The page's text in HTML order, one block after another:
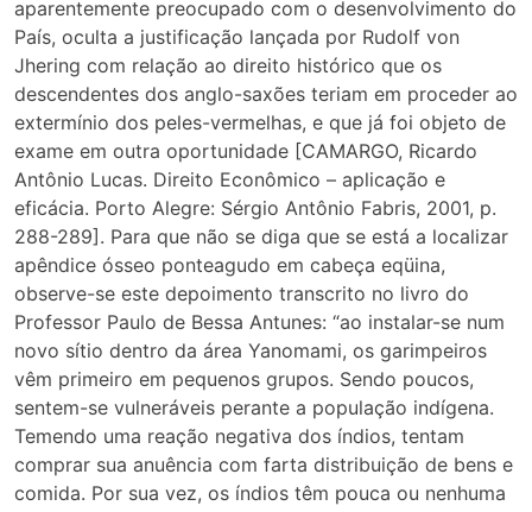
aparentemente preocupado com o desenvolvimento do
País, oculta a justificação lançada por Rudolf von
Jhering com relação ao direito histórico que os
descendentes dos anglo-saxões teriam em proceder ao
extermínio dos peles-vermelhas, e que já foi objeto de
exame em outra oportunidade [CAMARGO, Ricardo
Antônio Lucas. Direito Econômico – aplicação e
eficácia. Porto Alegre: Sérgio Antônio Fabris, 2001, p.
288-289]. Para que não se diga que se está a localizar
apêndice ósseo ponteagudo em cabeça eqüina,
observe-se este depoimento transcrito no livro do
Professor Paulo de Bessa Antunes: “ao instalar-se num
novo sítio dentro da área Yanomami, os garimpeiros
vêm primeiro em pequenos grupos. Sendo poucos,
sentem-se vulneráveis perante a população indígena.
Temendo uma reação negativa dos índios, tentam
comprar sua anuência com farta distribuição de bens e
comida. Por sua vez, os índios têm pouca ou nenhuma